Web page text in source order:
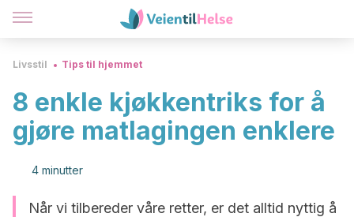
Livsstil Tips til hjemmet
8 enkle kjøkkentriks for å
gjøre matlagingen enklere
4 minutter
Når vi tilbereder våre retter, er det alltid nyttig å